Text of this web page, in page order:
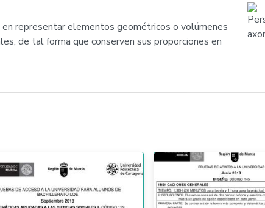
representar elementos geométricos o volúmenes
de tal forma que conserven sus proporciones en